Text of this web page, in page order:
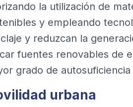
la utilización de
y empleando
y reduzcan la
fuentes renovables de
grado de
urbana